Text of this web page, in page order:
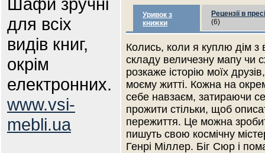
для всіх
видів книг,
окрім
електронних.
www.vsi-
mebli.ua
Уривок з
книжки
Рецензії в пресі
(6)
Колись, коли я куплю дім з
складу величезну мапу чи
розкаже історію моїх
моєму житті. Кожна на
себе навзаєм, затираючи
прожити стільки, щоб
пережиття. Це можна
пишуть свою космічну
Генрі Міллер. Біг Сюр і